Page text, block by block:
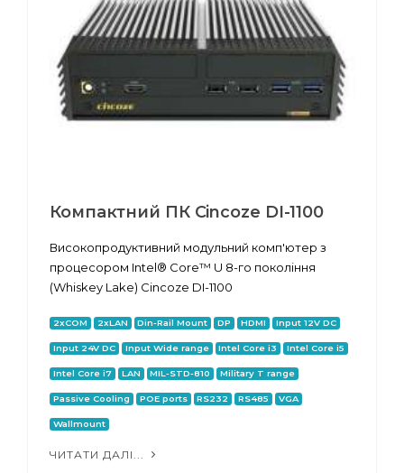
Компактний ПК Cincoze DI-1100
Високопродуктивний модульний комп'ютер з
процесором Intel® Core™ U 8-го покоління
(Whiskey Lake) Cincoze DI-1100
2xCOM 2xLAN Din-Rail Mount DP HDMI Input 12V DC
Input 24V DC Input Wide range Intel Core i3 Intel Core i5
Intel Core i7 LAN MIL-STD-810 Military T range
Passive Cooling POE ports RS232 RS485 VGA
Wallmount
ЧИТАТИ ДАЛІ...